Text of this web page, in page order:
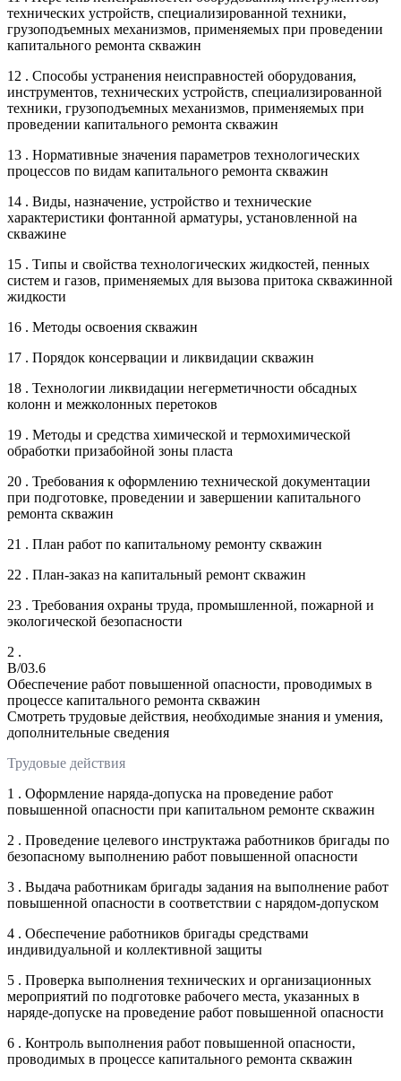
технических устройств, специализированной техники,
грузоподъемных механизмов, применяемых при проведении
капитального ремонта скважин
12 . Способы устранения неисправностей оборудования,
инструментов, технических устройств, специализированной
техники, грузоподъемных механизмов, применяемых при
проведении капитального ремонта скважин
13 . Нормативные значения параметров технологических
процессов по видам капитального ремонта скважин
14 . Виды, назначение, устройство и технические
характеристики фонтанной арматуры, установленной на
скважине
15 . Типы и свойства технологических жидкостей, пенных
систем и газов, применяемых для вызова притока скважинной
жидкости
16 . Методы освоения скважин
17 . Порядок консервации и ликвидации скважин
18 . Технологии ликвидации негерметичности обсадных
колонн и межколонных перетоков
19 . Методы и средства химической и термохимической
обработки призабойной зоны пласта
20 . Требования к оформлению технической документации
при подготовке, проведении и завершении капитального
ремонта скважин
21 . План работ по капитальному ремонту скважин
22 . План-заказ на капитальный ремонт скважин
23 . Требования охраны труда, промышленной, пожарной и
экологической безопасности
2 .
B/03.6
Обеспечение работ повышенной опасности, проводимых в
процессе капитального ремонта скважин
Смотреть трудовые действия, необходимые знания и умения,
дополнительные сведения
Трудовые действия
1 . Оформление наряда-допуска на проведение работ
повышенной опасности при капитальном ремонте скважин
2 . Проведение целевого инструктажа работников бригады по
безопасному выполнению работ повышенной опасности
3 . Выдача работникам бригады задания на выполнение работ
повышенной опасности в соответствии с нарядом-допуском
4 . Обеспечение работников бригады средствами
индивидуальной и коллективной защиты
5 . Проверка выполнения технических и организационных
мероприятий по подготовке рабочего места, указанных в
наряде-допуске на проведение работ повышенной опасности
6 . Контроль выполнения работ повышенной опасности,
проводимых в процессе капитального ремонта скважин